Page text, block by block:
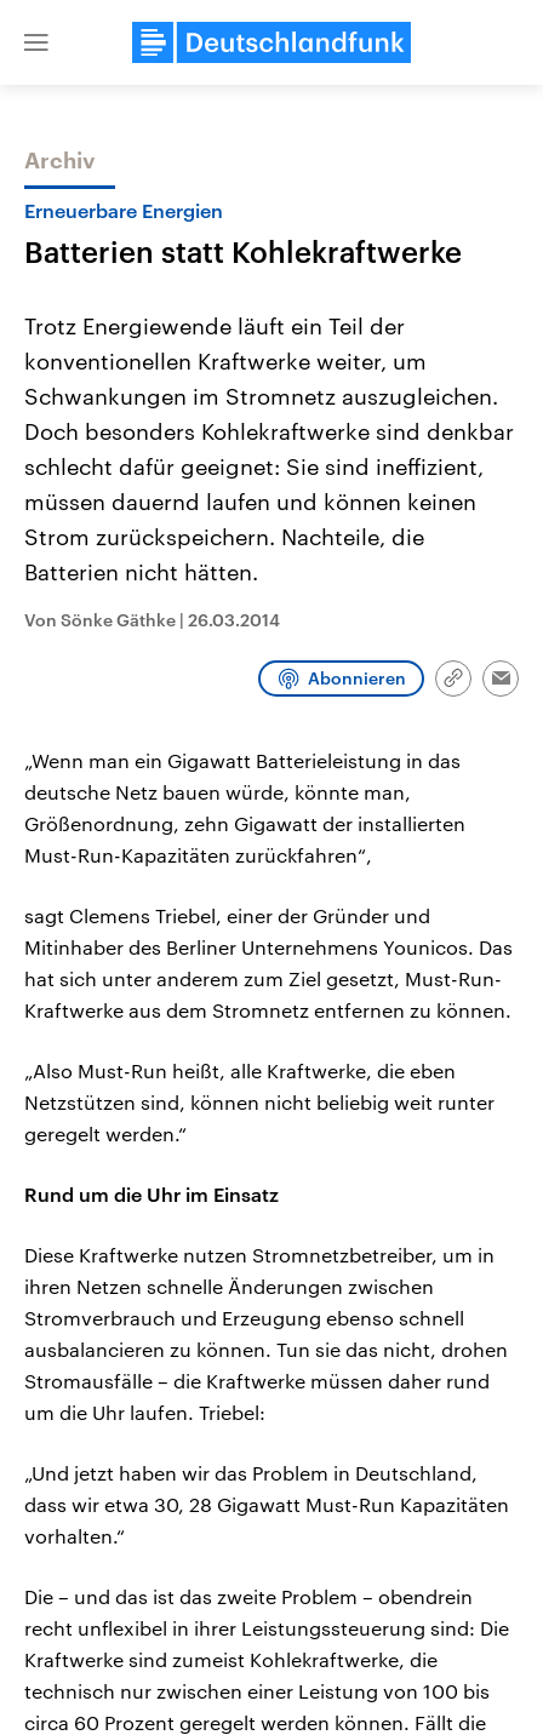
Close
Themen
Landtagswahl Sachsen-Anhalt
2026
Alle Informationen
Sachsen-Anhalt wählt am 6.
September 2026 einen neuen
Bundesland von einer Koalition aus
Umfragen, Prognosen,
und Hintergründe zu den Parteien
und Kandidaten der anstehenden
USA
Aktuelle Beiträge,
Hintergründe
Wirtschaftlich und
gehören die Vereinigten
mit großem Einfluss auf
Sendungen Programm
Archiv
Erneuerbare Energien
Batterien statt Kohlekraftwerke
Trotz Energiewende läuft ein Teil der
konventionellen Kraftwerke weiter, um
Schwankungen im Stromnetz auszugleichen.
Doch besonders Kohlekraftwerke sind denkbar
schlecht dafür geeignet: Sie sind ineffizient,
müssen dauernd laufen und können keinen
Strom zurückspeichern. Nachteile, die
Batterien nicht hätten.
Von Sönke Gäthke | 26.03.2014
Abonnieren
Link
„Wenn man ein Gigawatt Batterieleistung in das
deutsche Netz bauen würde, könnte man,
Größenordnung, zehn Gigawatt der installierten
Must-Run-Kapazitäten zurückfahren“,
sagt Clemens Triebel, einer der Gründer und
Mitinhaber des Berliner Unternehmens Younicos. Das
hat sich unter anderem zum Ziel gesetzt, Must-Run-
Kraftwerke aus dem Stromnetz entfernen zu können.
„Also Must-Run heißt, alle Kraftwerke, die eben
Netzstützen sind, können nicht beliebig weit runter
geregelt werden.“
Rund um die Uhr im Einsatz
Diese Kraftwerke nutzen Stromnetzbetreiber, um in
ihren Netzen schnelle Änderungen zwischen
Stromverbrauch und Erzeugung ebenso schnell
ausbalancieren zu können. Tun sie das nicht, drohen
Stromausfälle – die Kraftwerke müssen daher rund
um die Uhr laufen. Triebel:
„Und jetzt haben wir das Problem in Deutschland,
dass wir etwa 30, 28 Gigawatt Must-Run Kapazitäten
vorhalten.“
Die – und das ist das zweite Problem – obendrein
recht unflexibel in ihrer Leistungssteuerung sind: Die
Kraftwerke sind zumeist Kohlekraftwerke, die
technisch nur zwischen einer Leistung von 100 bis
circa 60 Prozent geregelt werden können. Fällt die